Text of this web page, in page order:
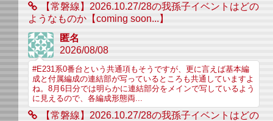
【常磐線】2026.10.27/28の我孫子イベントはどの
ようなものか【coming soon...】
匿名
2026/08/08
#E231系0番台という共通項もそうですが、更に言えば基本編
成と付属編成の連結部が写っているところも共通していますよ
ね。8月6日分では明らかに連結部分をメインで写しているよう
に見えるので、各編成形態両...
【常磐線】2026.10.27/28の我孫子イベントはどの